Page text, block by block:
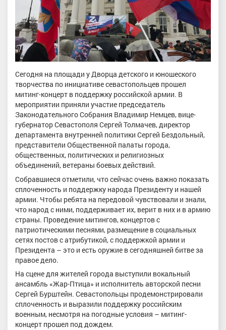
Сегодня на площади у Дворца детского и юношеского
творчества по инициативе севастопольцев прошел
митинг-концерт в поддержку российской армии. В
мероприятии приняли участие председатель
Законодательного Собрания Владимир Немцев, вице-
губернатор Севастополя Сергей Толмачев, директор
департамента внутренней политики Сергей Бездольный,
представители Общественной палаты города,
общественных, политических и религиозных
объединений, ветераны боевых действий.
Собравшиеся отметили, что сейчас очень важно показать
сплоченность и поддержку народа Президенту и нашей
армии. Чтобы ребята на передовой чувствовали и знали,
что народ с ними, поддерживает их, верит в них и в армию
страны. Проведение митингов, концертов с
патриотическими песнями, размещение в социальных
сетях постов с атрибутикой, с поддержкой армии и
Президента – это и есть оружие в сегодняшней битве за
правое дело.
На сцене для жителей города выступили вокальный
ансамбль «Жар-Птица» и исполнитель авторской песни
Сергей Бурштейн. Севастопольцы продемонстрировали
сплоченность и выразили поддержку российским
военным, несмотря на погодные условия – митинг-
концерт прошел под дождем.